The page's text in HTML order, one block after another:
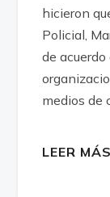
hicieron
Policial,
de
medios de
LEER MÁS